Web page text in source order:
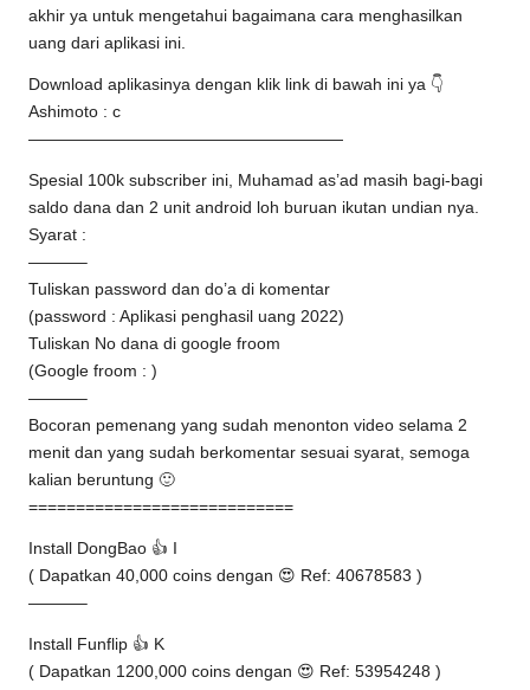
akhir ya untuk mengetahui bagaimana cara menghasilkan
uang dari aplikasi ini.
Download aplikasinya dengan klik link di bawah ini ya 👇
Ashimoto : c
———————————————————
Spesial 100k subscriber ini, Muhamad as’ad masih bagi-bagi
saldo dana dan 2 unit android loh buruan ikutan undian nya.
Syarat :
———–
Tuliskan password dan do’a di komentar
(password : Aplikasi penghasil uang 2022)
Tuliskan No dana di google froom
(Google froom : )
———–
Bocoran pemenang yang sudah menonton video selama 2
menit dan yang sudah berkomentar sesuai syarat, semoga
kalian beruntung 🙂
============================
Install DongBao 👍 I
( Dapatkan 40,000 coins dengan 😍 Ref: 40678583 )
———–
Install Funflip 👍 K
( Dapatkan 1200,000 coins dengan 😍 Ref: 53954248 )